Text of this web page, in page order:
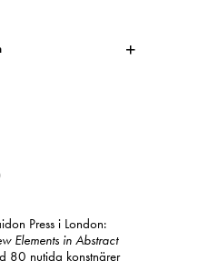
Press i London:
Elements in Abstract
80 nutida konstnärer